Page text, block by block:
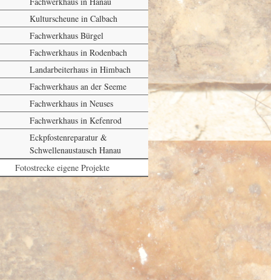
Kulturscheune in Calbach
Fachwerkhaus Bürgel
Fachwerkhaus in Rodenbach
Landarbeiterhaus in Himbach
Fachwerkhaus an der Seeme
Fachwerkhaus in Neuses
Fachwerkhaus in Kefenrod
Eckpfostenreparatur &
Schwellenaustausch Hanau
Fotostrecke eigene Projekte